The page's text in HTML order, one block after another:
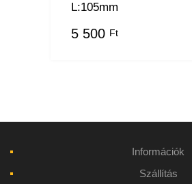
L:105mm
5 500 Ft
Információk
Szállítás